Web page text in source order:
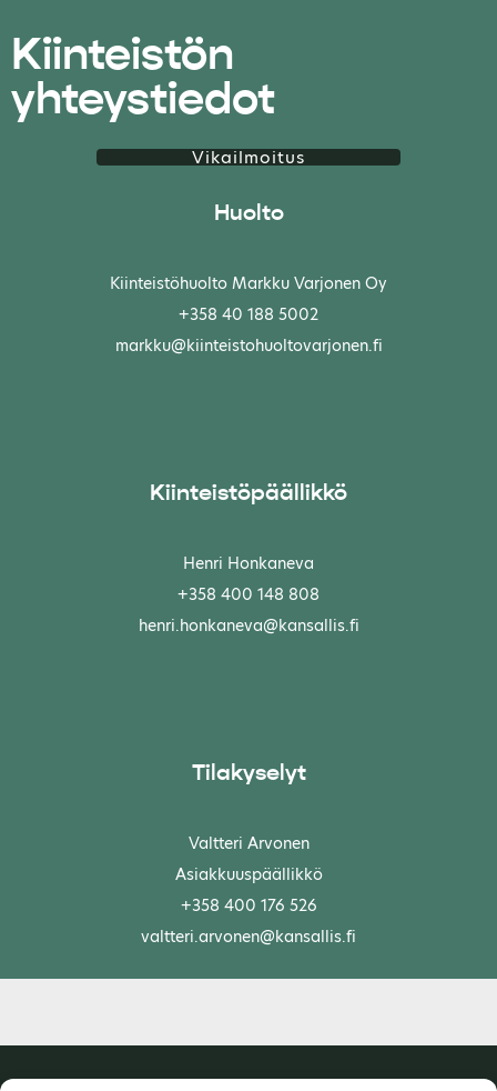
Kiinteistön
yhteystiedot
Vikailmoitus
Huolto
Kiinteistöhuolto Markku Varjonen Oy
+358 40 188 5002
markku@kiinteistohuoltovarjonen.fi
Kiinteistöpäällikkö
Henri Honkaneva
+358 400 148 808
henri.honkaneva@kansallis.fi
Tilakyselyt
Valtteri Arvonen
Asiakkuuspäällikkö
+358 400 176 526
valtteri.arvonen@kansallis.fi